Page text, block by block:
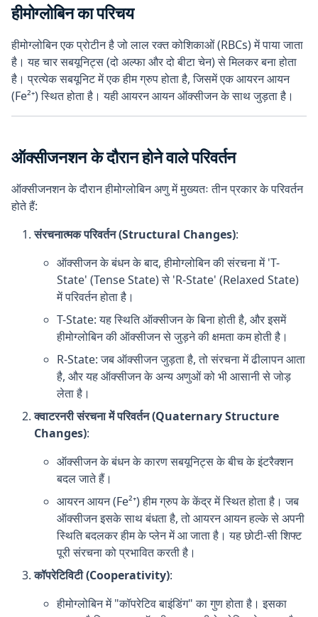
हीमोग्लोबिन का परिचय
हीमोग्लोबिन एक प्रोटीन है जो लाल रक्त कोशिकाओं (RBCs) में पाया जाता
है। यह चार सबयूनिट्स (दो अल्फा और दो बीटा चेन) से मिलकर बना होता
है। प्रत्येक सबयूनिट में एक हीम ग्रुप होता है, जिसमें एक आयरन आयन
(Fe²⁺) स्थित होता है। यही आयरन आयन ऑक्सीजन के साथ जुड़ता है।
ऑक्सीजनशन के दौरान होने वाले परिवर्तन
ऑक्सीजनशन के दौरान हीमोग्लोबिन अणु में मुख्यतः तीन प्रकार के परिवर्तन
होते हैं:
संरचनात्मक परिवर्तन (Structural Changes):
ऑक्सीजन के बंधन के बाद, हीमोग्लोबिन की संरचना में 'T-
State' (Tense State) से 'R-State' (Relaxed State)
में परिवर्तन होता है।
T-State: यह स्थिति ऑक्सीजन के बिना होती है, और इसमें
हीमोग्लोबिन की ऑक्सीजन से जुड़ने की क्षमता कम होती है।
R-State: जब ऑक्सीजन जुड़ता है, तो संरचना में ढीलापन आता
है, और यह ऑक्सीजन के अन्य अणुओं को भी आसानी से जोड़
लेता है।
क्वाटरनरी संरचना में परिवर्तन (Quaternary Structure
Changes):
ऑक्सीजन के बंधन के कारण सबयूनिट्स के बीच के इंटरैक्शन
बदल जाते हैं।
आयरन आयन (Fe²⁺) हीम ग्रुप के केंद्र में स्थित होता है। जब
ऑक्सीजन इसके साथ बंधता है, तो आयरन आयन हल्के से अपनी
स्थिति बदलकर हीम के प्लेन में आ जाता है। यह छोटी-सी शिफ्ट
पूरी संरचना को प्रभावित करती है।
कॉपरेटिविटी (Cooperativity):
हीमोग्लोबिन में "कॉपरेटिव बाइंडिंग" का गुण होता है। इसका